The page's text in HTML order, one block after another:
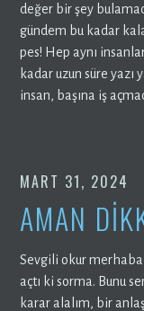
değer bir şey
gündem bu kadar
pes! Hep aynı
kadar uzun süre yazı
insan, başına iş
MART 31, 2024
AMAN
Sevgili okur
açtı ki sorma. Bunu
karar alalım, bir